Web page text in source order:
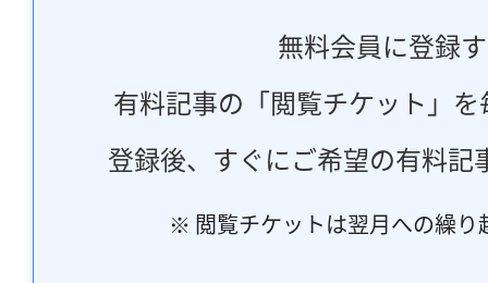
無料会員に登録
有料記事の「閲覧チケット」
登録後、すぐにご希望の有料記
※ 閲覧チケットは翌月への繰り